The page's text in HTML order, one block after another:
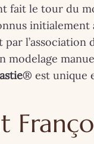
fait le tour du
initialement
par l’association
modelage
® est unique